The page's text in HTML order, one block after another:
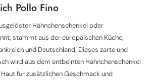
Pollo Fino
Hähnchenschenkel oder
stammt aus der europäischen Küche,
und Deutschland. Dieses zarte und
wird aus dem entbeinten Hähnchenschenkel
für zusätzlichen Geschmack und